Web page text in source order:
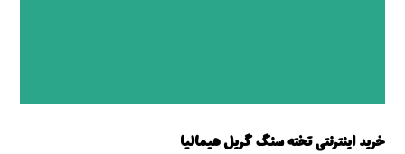
خرید اینترنتی تخته سنگ گریل هیمالیا